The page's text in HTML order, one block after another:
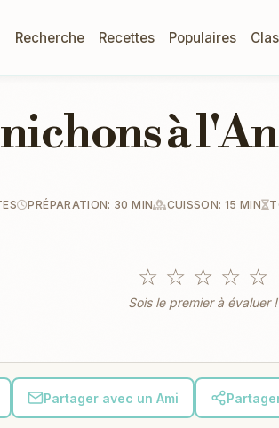
Recherche Recettes Populaires
à
PRÉPARATION: 30 MIN CUISSON: 15 MIN
☆ ☆ ☆ ☆ ☆
Sois le premier à évaluer !
Partager avec un Ami